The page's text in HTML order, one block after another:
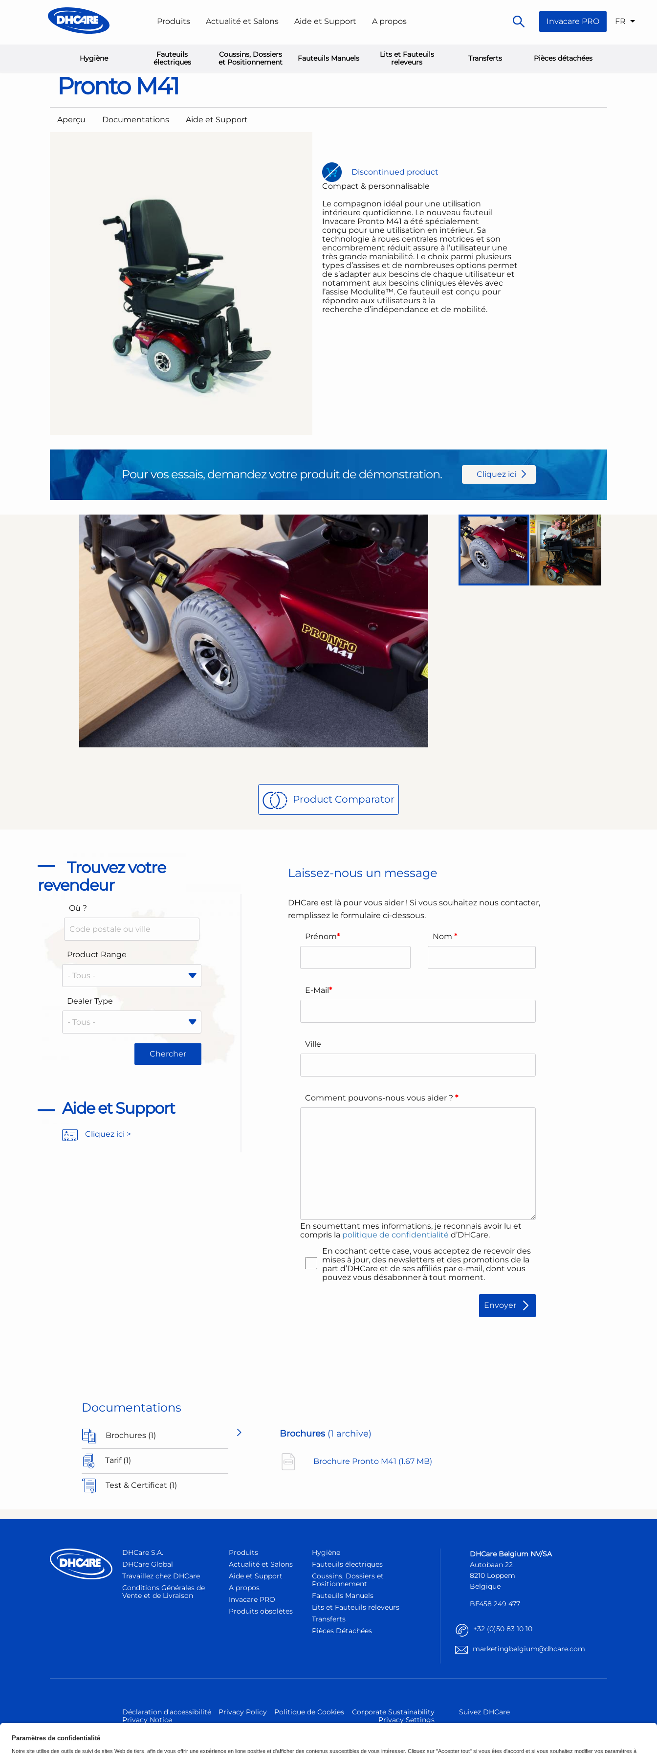
Produits
Hygiène
Fauteuils
électriques
Coussins, Dossiers
et Positionnement
Fauteuils Manuels
Lits et Fauteuils
releveurs
Transferts Pièces détachées
Actualité et Salons Aide et Support A propos FR
Invacare PRO
Elektrische Mobiliteit Rolstoelen voor binnen/buiten Pronto M41
Pronto M41
Aperçu Documentations Aide et Support
Discontinued product
Compact & personnalisable
Le compagnon idéal pour une utilisation
intérieure quotidienne. Le nouveau fauteuil
Invacare Pronto M41 a été spécialement
conçu pour une utilisation en intérieur. Sa
technologie à roues centrales motrices et son
encombrement réduit assure à l’utilisateur une
très grande maniabilité. Le choix parmi plusieurs
types d’assises et de nombreuses options permet
de s’adapter aux besoins de chaque utilisateur et
notamment aux besoins cliniques élevés avec
l’assise Modulite™. Ce fauteuil est conçu pour
répondre aux utilisateurs à la
recherche d’indépendance et de mobilité.
Pour vos essais, demandez votre produit de démonstration. Cliquez ici
Product Comparator
Trouvez votre
revendeur
Où ?
Product Range
Dealer Type
Aide et Support
Cliquez ici >
Laissez-nous un message
DHCare est là pour vous aider ! Si vous souhaitez nous contacter,
remplissez le formulaire ci-dessous.
Prénom* Nom*
E-Mail*
Ville
Comment pouvons-nous vous aider ?*
En soumettant mes informations, je reconnais avoir lu et
compris la politique de confidentialitéd’DHCare.
En cochant cette case, vous acceptez de recevoir des
mises à jour, des newsletters et des promotions de la
part d’DHCare et de ses affiliés par e-mail, dont vous
pouvez vous désabonner à tout moment.
Documentations
Brochures (1) Brochures (1 archive)
Brochure Pronto M41 (1.67 MB)
Tarif (1)
Test & Certificat (1)
DHCare S.A.
DHCare Global
Travaillez chez DHCare
Conditions Générales de
Vente et de Livraison
Produits
Actualité et Salons
Aide et Support
A propos
Invacare PRO
Produits obsolètes
Hygiène
Fauteuils électriques
Coussins, Dossiers et
Positionnement
Fauteuils Manuels
Lits et Fauteuils releveurs
Transferts
Pièces Détachées
DHCare Belgium NV/SA
Autobaan 22
8210 Loppem
Belgique
BE458 249 477
+32 (0)50 83 10 10
marketingbelgium@dhcare.com
Déclaration d'accessibilité Privacy Policy Politique de Cookies
Corporate Sustainability
Privacy Notice
Privacy Settings
Suivez DHCare
Suivez Küschall